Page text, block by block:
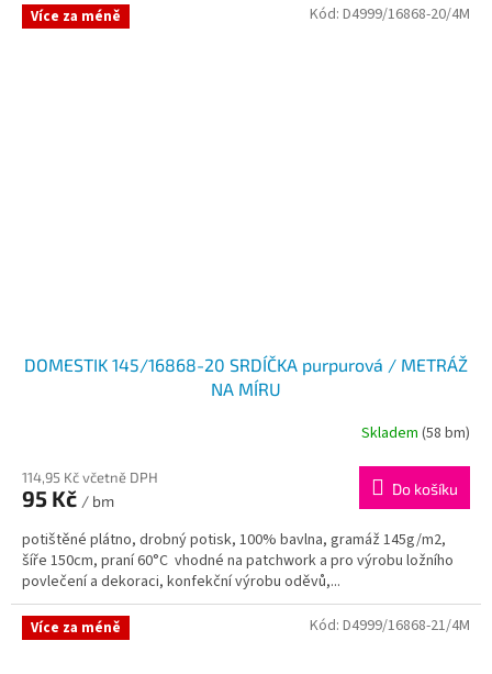
Více za méně
DOMESTIK 145/16868-20 SRDÍČKA purpurová / METRÁŽ
NA MÍRU
Skladem (58 bm)
114,95 Kč včetně DPH
95 Kč / bm
Do košíku
potištěné plátno, drobný potisk, 100% bavlna, gramáž 145g/m2,
šíře 150cm, praní 60°C vhodné na patchwork a pro výrobu ložního
povlečení a dekoraci, konfekční výrobu oděvů,...
Kód: D4999/16868-20/4M
Více za méně Kód: D4999/16868-21/4M